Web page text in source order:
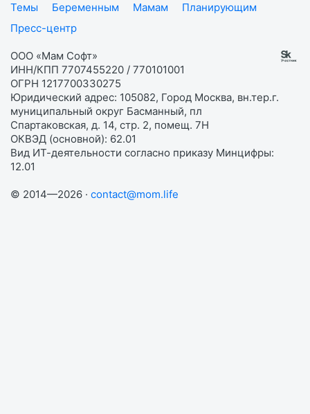
Темы
Беременным Мамам
Планирующим
Пресс-центр
ООО «Мам Софт»
ИНН/КПП 7707455220 / 770101001
ОГРН 1217700330275
Юридический адрес: 105082, Город Москва, вн.тер.г.
муниципальный округ Басманный, пл
Спартаковская, д. 14, стр. 2, помещ. 7Н
ОКВЭД (основной): 62.01
Вид ИТ-деятельности согласно приказу Минцифры:
12.01
© 2014—2026 · contact@mom.life